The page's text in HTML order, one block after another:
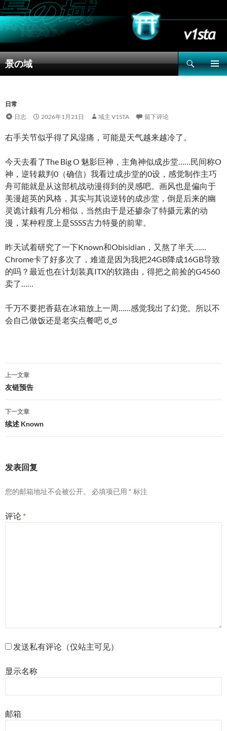
景の域
搜
索
文
日常
日志
2026年1月21日 域主 V1STA 留下评论
右手关节似乎得了风湿痛，可能是天气越来越冷了。
今天去看了The Big O 魅影巨神，主角神似成步堂……民间称O
神，逆转裁判0（确信）我看过成步堂的0设，感觉制作主巧
舟可能就是从这部机战动漫得到的灵感吧。画风也是偏向于
美漫超英的风格，其实与其说逆转的成步堂，倒是后来的幽
灵诡计颇有几分相似，当然由于是还掺杂了特摄元素的动
漫，某种程度上是SSSS古力特曼的前辈。
昨天试着研究了一下Known和Obisidian，又熬了半天……
Chrome卡了好多次了，难道是因为我把24GB降成16GB导致
的吗？最近也在计划装真ITX的软路由，得把之前捡的G4560
卖了……
千万不要把香菇在冰箱放上一周……感觉我出了幻觉。所以不
会自己做饭还是老实点餐吧 ಠ⁠_⁠ಠ
文
章
导
航
上一文章
友链预告
下一文章
续述 Known
发表回复
您的邮箱地址不会被公开。 必填项已用 * 标注
评论 *
发送私有评论（仅站主可见）
显示名称
邮箱